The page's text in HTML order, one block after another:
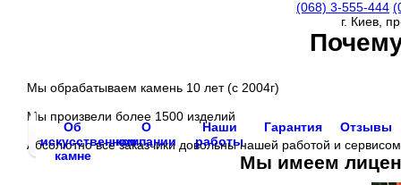
Об
искусственном
камне
О
компании
Наши
работы
Гарантия Отзывы
(068) 3-555-444
г. Киев,
Мы обрабатываем камень 10 лет (с 2004г)
Мы произвели более 1500 изделий
Абсолютно все заказчики довольны нашей работой и сервисом
Мы имеем